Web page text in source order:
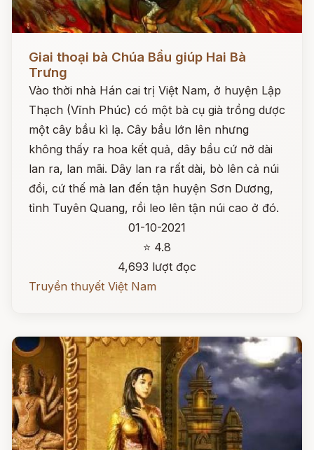
Giai thoại bà Chúa Bầu giúp Hai Bà
Trưng
Vào thời nhà Hán cai trị Việt Nam, ở huyện Lập
Thạch (Vĩnh Phúc) có một bà cụ già trồng dược
một cây bầu kì lạ. Cây bầu lớn lên nhưng
không thấy ra hoa kết quả, dây bầu cứ nở dài
lan ra, lan mãi. Dây lan ra rất dài, bò lên cả núi
đồi, cứ thế mà lan đến tận huyện Sơn Dương,
tỉnh Tuyên Quang, rồi leo lên tận núi cao ở đó.
01-10-2021
⭐ 4.8
4,693 lượt đọc
Truyền thuyết Việt Nam